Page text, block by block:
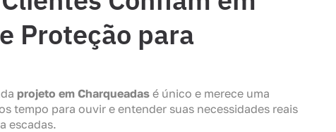
Proteção para
projeto em Charqueadas é único e merece uma
tempo para ouvir e entender suas necessidades reais
escadas.